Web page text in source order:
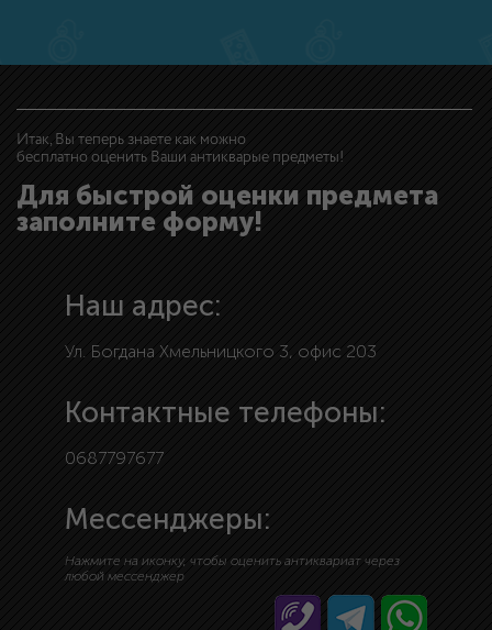
Итак, Вы теперь знаете как можно
бесплатно оценить Ваши антикварые предметы!
Для быстрой оценки предмета
заполните форму!
Наш адрес:
Ул. Богдана Хмельницкого 3, офис 203
Контактные телефоны:
0687797677
Мессенджеры:
Нажмите на иконку, чтобы оценить антиквариат через
любой мессенджер